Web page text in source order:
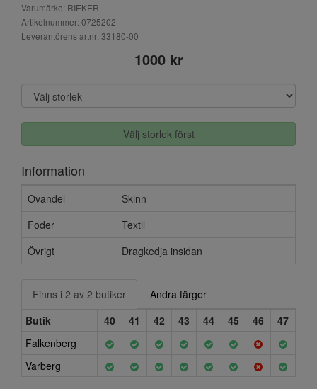
Varumärke: RIEKER
Artikelnummer: 0725202
Leverantörens artnr: 33180-00
1000 kr
Välj storlek först
Information
Ovandel
Skinn
Foder
Textil
Övrigt
Dragkedja insidan
Finns i 2 av 2 butiker
Andra färger
Butik
40 41 42 43 44 45 46
47
Falkenberg
Varberg